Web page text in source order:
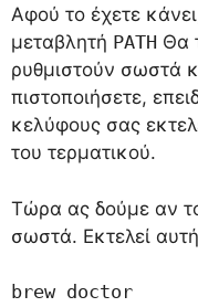
Αφού το έχετε
μεταβλητή PATH Θα
ρυθμιστούν σωστά
πιστοποιήσετε,
κελύφους σας
του τερματικού.
Τώρα ας δούμε αν
σωστά. Εκτελεί
brew doctor